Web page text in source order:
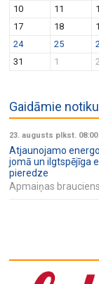
10
11
17
18
24
25
31
1 2
Gaidāmie
23. augusts plkst. 08:00
Atjaunojamo
jomā un ilgtspējīga
pieredze
Apmaiņas brauciens